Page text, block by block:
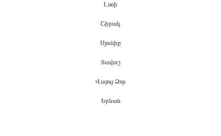
Լոռի
Շիրակ
Սյունիք
Տավուշ
Վայոց Ձոր
Երևան